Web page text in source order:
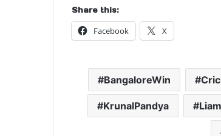
Share this:
Facebook X
BangaloreWin
KrunalPandya